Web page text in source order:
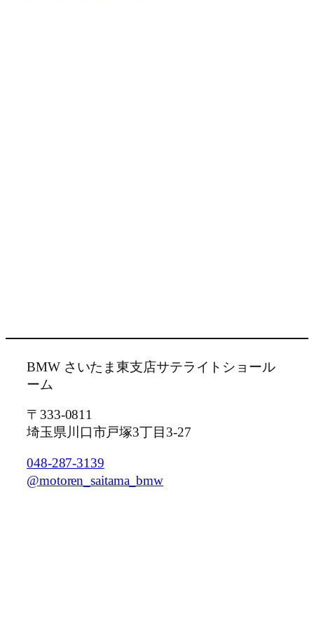
BMW さいたま東支店サテライトショール
ーム
〒333-0811
埼玉県川口市戸塚3丁目3-27
048-287-3139
@motoren_saitama_bmw